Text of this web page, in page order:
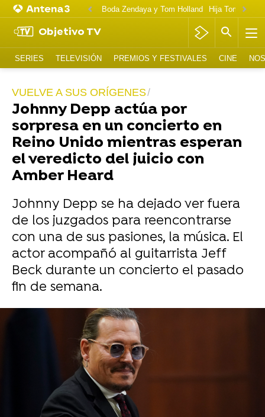
Boda Zendaya y Tom Holland Hija Tom
Objetivo TV
SERIES TELEVISIÓN PREMIOS Y FESTIVALES CINE
VUELVE A SUS ORÍGENES
Johnny Depp actúa por
sorpresa en un concierto en
Reino Unido mientras esperan
el veredicto del juicio con
Amber Heard
Johnny Depp se ha dejado ver fuera
de los juzgados para reencontrarse
con una de sus pasiones, la música. El
actor acompañó al guitarrista Jeff
Beck durante un concierto el pasado
fin de semana.
Miguel Toba
Madrid